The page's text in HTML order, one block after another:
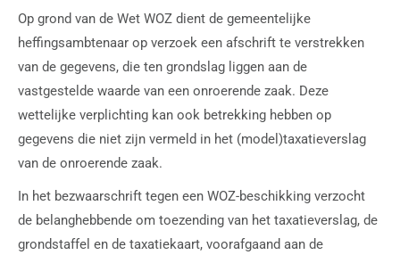
Op grond van de Wet WOZ dient de gemeentelijke
heffingsambtenaar op verzoek een afschrift te verstrekken
van de gegevens, die ten grondslag liggen aan de
vastgestelde waarde van een onroerende zaak. Deze
wettelijke verplichting kan ook betrekking hebben op
gegevens die niet zijn vermeld in het (model)taxatieverslag
van de onroerende zaak.
In het bezwaarschrift tegen een WOZ-beschikking verzocht
de belanghebbende om toezending van het taxatieverslag, de
grondstaffel en de taxatiekaart, voorafgaand aan de